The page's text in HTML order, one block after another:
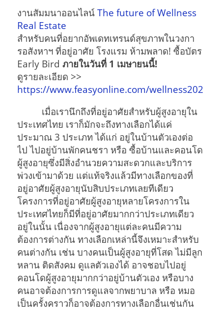
งานสัมมนาออนไลน์ The future of Wellness
Real Estate
สำหรับคนที่อยากอัพเดทเทรนด์สุขภาพในวงกา
รอสังหาฯ ที่อยู่อาศัย โรงแรม ห้ามพลาด! ซื้อบัตร
Early Bird ภายในวันที่ 1 เมษายนนี้!
ดูรายละเอียด >>
https://www.feasyonline.com/wellness2022
เมื่อเรานึกถึงที่อยู่อาศัยสำหรับผู้สูงอายุใน
ประเทศไทย เราก็มักจะถึงทางเลือกได้แค่
ประมาณ 3 ประเภท ได้แก่ อยู่ในบ้านตัวเองต่อ
ไป ไปอยู่บ้านพักคนชรา หรือ ซื้อบ้านและคอนโด
ผู้สูงอายุซึ่งมีสิ่งอำนวยความสะดวกและบริการ
พ่วงเข้ามาด้วย แต่แท้จริงแล้วมีทางเลือกของที่
อยู่อาศัยผู้สูงอายุนับสิบประเภทเลยทีเดียว
โครงการที่อยู่อาศัยผู้สูงอายุหลายโครงการใน
ประเทศไทยก็มีที่อยู่อาศัยมากกว่าประเภทเดียว
อยู่ในนั้น เนื่องจากผู้สูงอายุแต่ละคนมีความ
ต้องการต่างกัน ทางเลือกเหล่านี้จึงเหมาะสำหรับ
คนต่างกัน เช่น บางคนเป็นผู้สูงอายุที่โสด ไม่มีลูก
หลาน ติดสังคม ดูแลตัวเองได้ อาจชอบไปอยู่
คอนโดผู้สูงอายุมากกว่าอยู่บ้านตัวเอง หรือบาง
คนอาจต้องการการดูแลจากพยาบาล หรือ หมอ
เป็นครั้งคราวก็อาจต้องการทางเลือกอื่นเช่นกัน